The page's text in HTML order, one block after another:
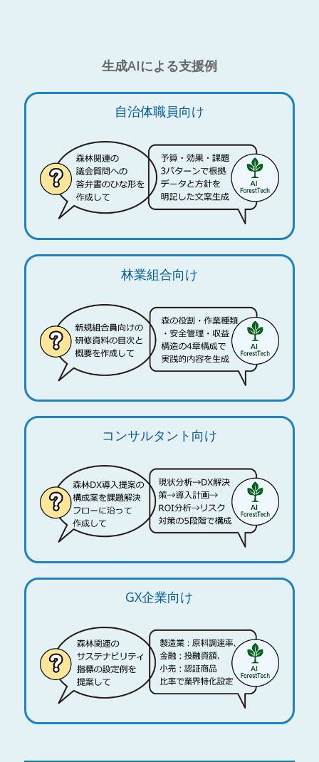
生成AIによる支援例
自治体職員向け
林業組合向け
コンサルタント向け
GX企業向け